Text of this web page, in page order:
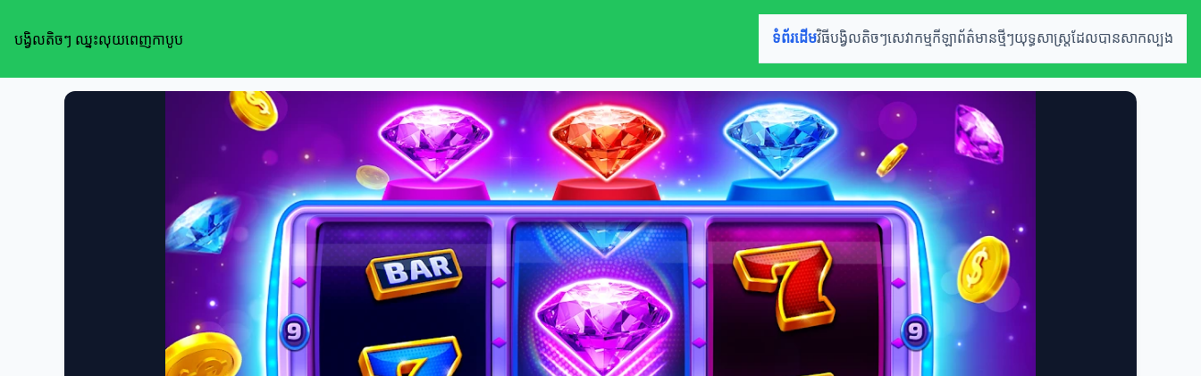
បង្វិលតិចៗ ឈ្នះលុយពេញកាបូប ទំព័រដើមវិធីបង្វិលតិចៗសេវាកម្មកីឡាព័ត៌មានថ្មីៗយុទ្ធសាស្ត្រដែលបានសាកល្បង